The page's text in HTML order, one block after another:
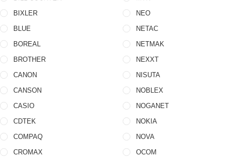
BIXLER
BLUE
BOREAL
BROTHER
CANON
CANSON
CASIO
CDTEK
COMPAQ
CROMAX
NEO
NETAC
NETMAK
NEXXT
NISUTA
NOBLEX
NOGANET
NOKIA
NOVA
OCOM